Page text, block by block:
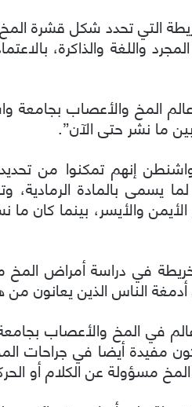
التي تحدد شكل قشرة
المخ والأعصاب بجامعة
ما نشر حتى الآن”.
لما يسمى بالمادة
في دراسة أمراض المخ
الناس الذين يعانون
في المخ والأعصاب
مفيدة أيضا في جراحات
مسؤولة عن الكلام أو